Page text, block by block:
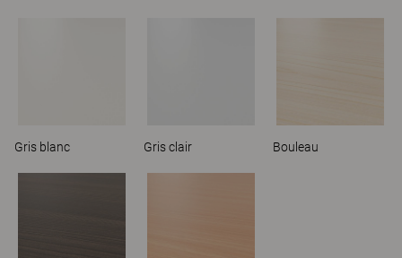
Gris blanc Gris clair Bouleau